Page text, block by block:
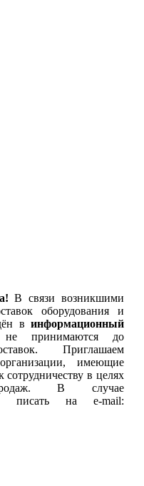
В связи возникшими
оборудования и
в информационный
принимаются до
Приглашаем
имеющие
в целях
В случае
писать на e-mail: